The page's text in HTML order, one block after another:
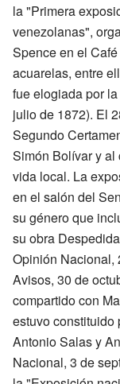
la "Primera
venezolanas",
Spence en el
acuarelas, entre
fue elogiada por
julio de 1872). El
Segundo
Simón Bolívar y al
vida local. La
en el salón del
su género que
su obra
Opinión Nacional,
Avisos, 30 de
compartido con
estuvo constituido
Antonio Salas y
Nacional, 3 de